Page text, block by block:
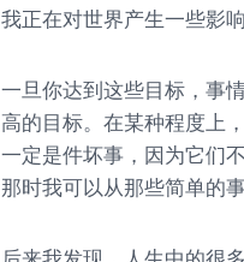
我正在对世界产生一些影
一旦你达到这些目标，事
高的目标。在某种程度上
一定是件坏事，因为它们
那时我可以从那些简单的